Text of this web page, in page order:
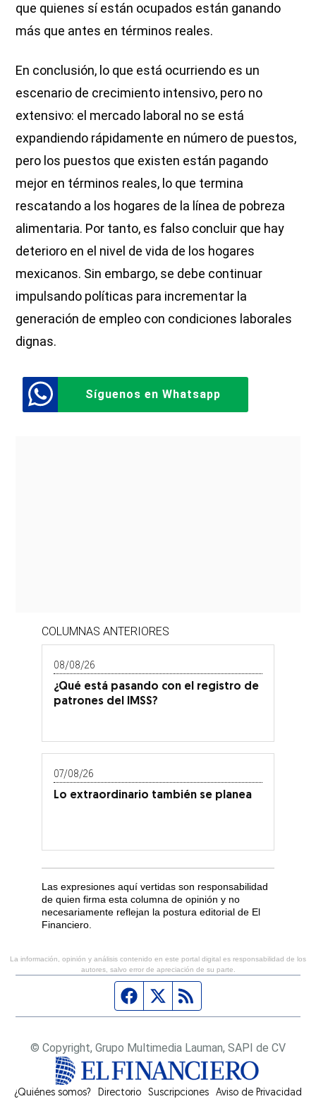
que quienes sí están ocupados están ganando
más que antes en términos reales.
En conclusión, lo que está ocurriendo es un
escenario de crecimiento intensivo, pero no
extensivo: el mercado laboral no se está
expandiendo rápidamente en número de puestos,
pero los puestos que existen están pagando
mejor en términos reales, lo que termina
rescatando a los hogares de la línea de pobreza
alimentaria. Por tanto, es falso concluir que hay
deterioro en el nivel de vida de los hogares
mexicanos. Sin embargo, se debe continuar
impulsando políticas para incrementar la
generación de empleo con condiciones laborales
dignas.
Síguenos en Whatsapp
COLUMNAS ANTERIORES
08/08/26
¿Qué está pasando con el registro de
patrones del IMSS?
07/08/26
Lo extraordinario también se planea
Las expresiones aquí vertidas son responsabilidad
de quien firma esta columna de opinión y no
necesariamente reflejan la postura editorial de El
Financiero.
La información, opinión y análisis contenido en este portal digital es responsabilidad de los
autores, salvo error de apreciación de su parte.
Página de Facebook
Fuente Twitter
© Copyright, Grupo Multimedia Lauman, SAPI de CV
¿Quiénes somos? Directorio Suscripciones Opens in new window
Aviso de Privacidad